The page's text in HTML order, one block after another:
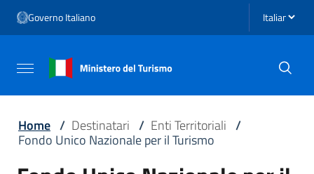
Vai al menu di navigazione
Vai al footer
Governo Italiano Seleziona
Attiva / disattiva la navigazione
Home / Destinatari / Enti Territoriali /
Fondo Unico Nazionale per il Turismo